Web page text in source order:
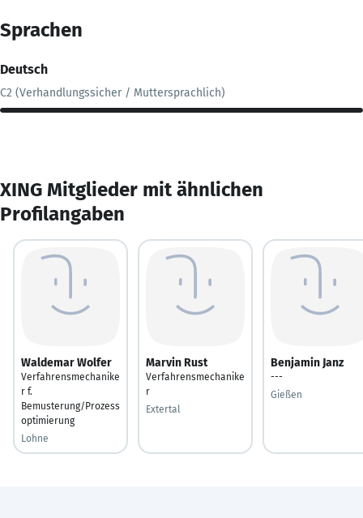
Sprachen
Deutsch
C2 (Verhandlungssicher / Muttersprachlich)
XING Mitglieder mit ähnlichen
Profilangaben
Waldemar Wolfer
Verfahrensmechanike
r f.
Bemusterung/Prozess
optimierung
Lohne
Marvin Rust
Verfahrensmechanike
r
Extertal
Benjamin Janz
---
Gießen